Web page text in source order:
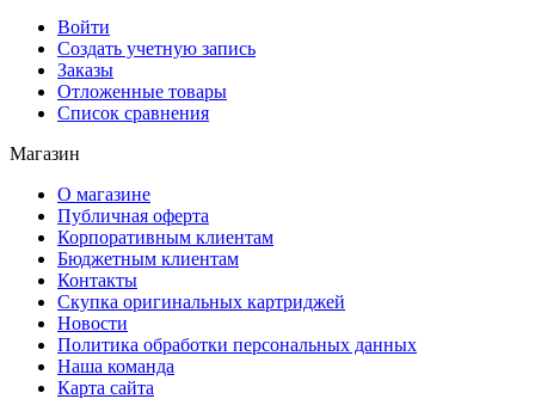
Войти
Создать учетную запись
Заказы
Отложенные товары
Список сравнения
Магазин
О магазине
Публичная оферта
Корпоративным клиентам
Бюджетным клиентам
Контакты
Скупка оригинальных картриджей
Новости
Политика обработки персональных данных
Наша команда
Карта сайта